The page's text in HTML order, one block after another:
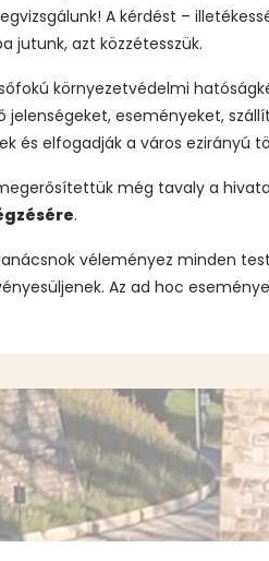
A kérdést –
jutunk, azt közzétesszük.
környezetvédelmi
jelenségeket, eseményeket,
és elfogadják a város ezirányú
még tavaly a
.
véleményez minden
Az ad hoc